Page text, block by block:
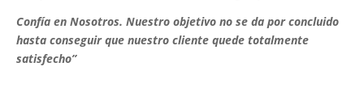
Confía en Nosotros. Nuestro objetivo no se da por concluido
hasta conseguir que nuestro cliente quede totalmente
satisfecho”